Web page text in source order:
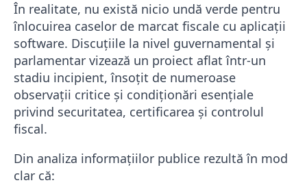
În realitate, nu există nicio undă verde pentru
înlocuirea caselor de marcat fiscale cu aplicații
software. Discuțiile la nivel guvernamental și
parlamentar vizează un proiect aflat într-un
stadiu incipient, însoțit de numeroase
observații critice și condiționări esențiale
privind securitatea, certificarea și controlul
fiscal.
Din analiza informațiilor publice rezultă în mod
clar că: